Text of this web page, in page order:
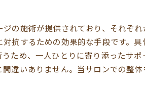
の施術が提供されており、それぞ
抗するための効果的な手段です。
ため、一人ひとりに寄り添ったサ
違いありません。当サロンでの整